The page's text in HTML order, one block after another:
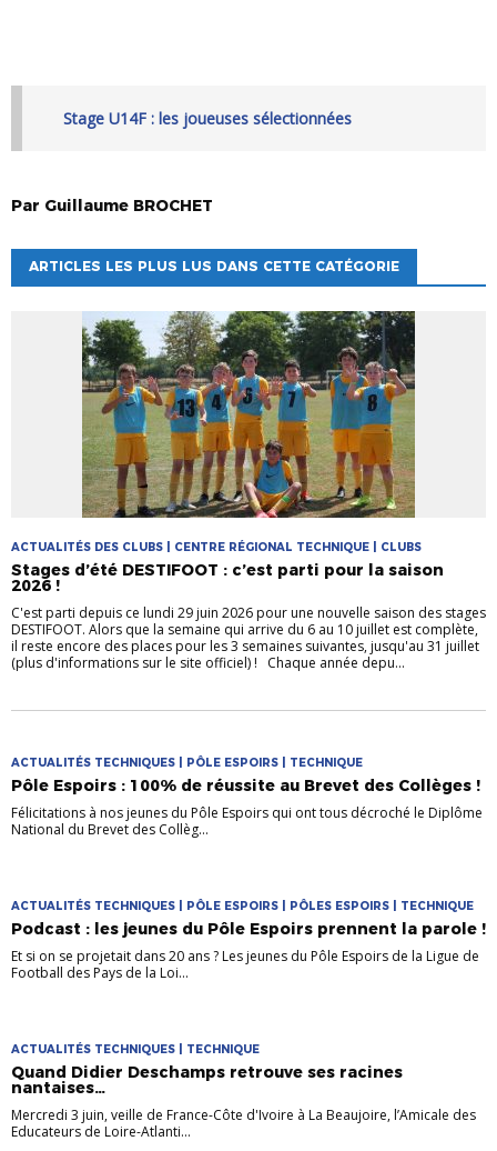
Stage U14F : les joueuses sélectionnées
Par Guillaume BROCHET
ARTICLES LES PLUS LUS DANS CETTE CATÉGORIE
ACTUALITÉS DES CLUBS | CENTRE RÉGIONAL TECHNIQUE | CLUBS
Stages d’été DESTIFOOT : c’est parti pour la saison
2026 !
C'est parti depuis ce lundi 29 juin 2026 pour une nouvelle saison des stages
DESTIFOOT. Alors que la semaine qui arrive du 6 au 10 juillet est complète,
il reste encore des places pour les 3 semaines suivantes, jusqu'au 31 juillet
(plus d'informations sur le site officiel) ! Chaque année depu...
ACTUALITÉS TECHNIQUES | PÔLE ESPOIRS | TECHNIQUE
Pôle Espoirs : 100% de réussite au Brevet des Collèges !
Félicitations à nos jeunes du Pôle Espoirs qui ont tous décroché le Diplôme
National du Brevet des Collèg...
ACTUALITÉS TECHNIQUES | PÔLE ESPOIRS | PÔLES ESPOIRS | TECHNIQUE
Podcast : les jeunes du Pôle Espoirs prennent la parole !
Et si on se projetait dans 20 ans ? Les jeunes du Pôle Espoirs de la Ligue de
Football des Pays de la Loi...
ACTUALITÉS TECHNIQUES | TECHNIQUE
Quand Didier Deschamps retrouve ses racines
nantaises…
Mercredi 3 juin, veille de France-Côte d'Ivoire à La Beaujoire, l’Amicale des
Educateurs de Loire-Atlanti...